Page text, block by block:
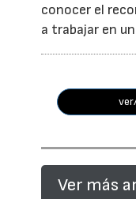
conocer el
a trabajar en
Ver más